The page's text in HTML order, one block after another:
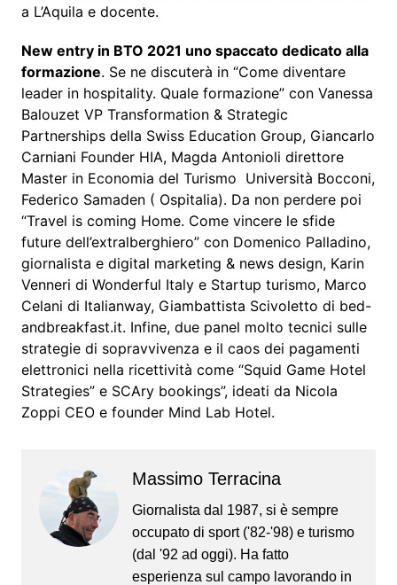
a L’Aquila e docente.
New entry in BTO 2021 uno spaccato dedicato alla
formazione. Se ne discuterà in “Come diventare
leader in hospitality. Quale formazione” con Vanessa
Balouzet VP Transformation & Strategic
Partnerships della Swiss Education Group, Giancarlo
Carniani Founder HIA, Magda Antonioli direttore
Master in Economia del Turismo Università Bocconi,
Federico Samaden ( Ospitalia). Da non perdere poi
“Travel is coming Home. Come vincere le sfide
future dell’extralberghiero” con Domenico Palladino,
giornalista e digital marketing & news design, Karin
Venneri di Wonderful Italy e Startup turismo, Marco
Celani di Italianway, Giambattista Scivoletto di bed-
andbreakfast.it. Infine, due panel molto tecnici sulle
strategie di sopravvivenza e il caos dei pagamenti
elettronici nella ricettività come “Squid Game Hotel
Strategies” e SCAry bookings”, ideati da Nicola
Zoppi CEO e founder Mind Lab Hotel.
Massimo Terracina
Giornalista dal 1987, si è sempre
occupato di sport ('82-'98) e turismo
(dal '92 ad oggi). Ha fatto
esperienza sul campo lavorando in